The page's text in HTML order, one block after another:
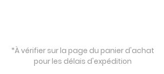
*À vérifier sur la page du panier d'achat
pour les délais d'expédition